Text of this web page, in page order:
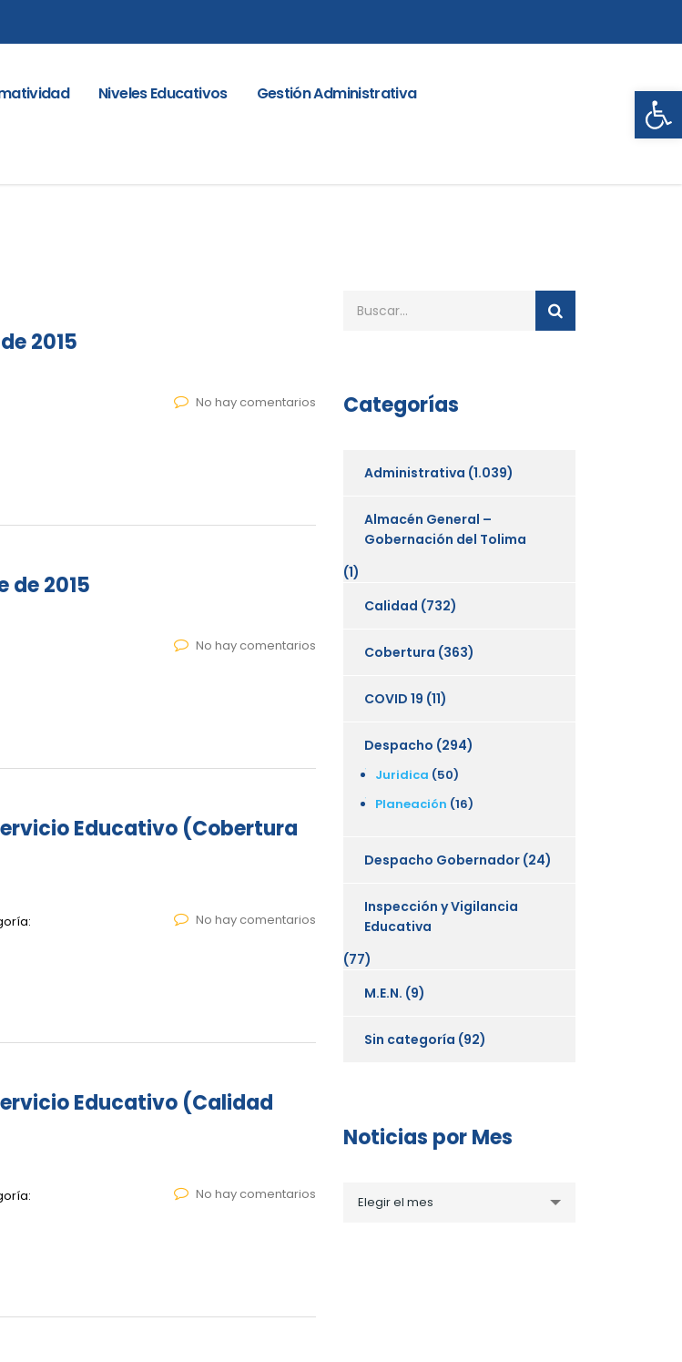
Niveles Educativos
Gestión Administrativa
2015
No hay comentarios
de 2015
No hay comentarios
Educativo (Cobertura
No hay comentarios
Educativo (Calidad
No hay comentarios
Categorías
Administrativa (1.039)
Almacén General –
Gobernación del Tolima
(1)
Calidad (732)
Cobertura (363)
COVID 19 (11)
Despacho (294)
Juridica (50)
Planeación (16)
Despacho Gobernador (24)
Inspección y Vigilancia
Educativa
(77)
M.E.N. (9)
Sin categoría (92)
Noticias por Mes
porElegir el mes